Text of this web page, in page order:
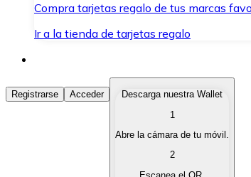
Compra tarjetas regalo de tus marcas
Ir a la tienda de tarjetas regalo
Comprar Criptomonedas
Compra criptomonedas con diferentes
Vende tus criptomonedas de forma rápida
Registrarse Acceder
Descarga nuestra Wallet
1
Abre la cámara de tu móvil.
2